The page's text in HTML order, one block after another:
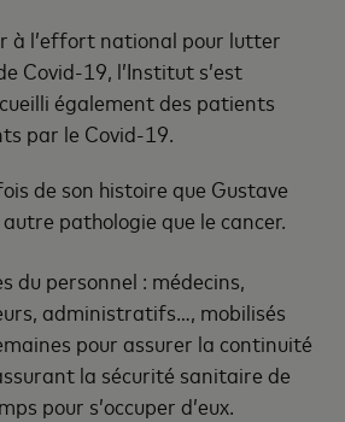
à l’effort national pour lutter
Covid-19, l’Institut s’est
également des patients
par le Covid-19.
de son histoire que Gustave
pathologie que le cancer.
du personnel : médecins,
administratifs…, mobilisés
pour assurer la continuité
la sécurité sanitaire de
pour s’occuper d’eux.